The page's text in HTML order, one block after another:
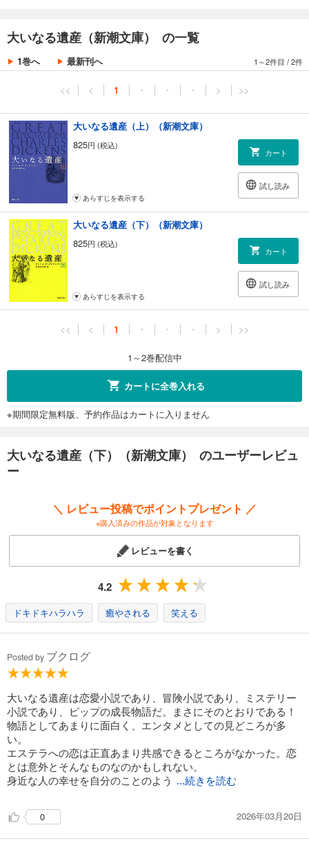
大いなる遺産（新潮文庫） の一覧
1巻へ 最新刊へ 1～2件目 /2件
<< < 1 ・ ・ ・ > >>
大いなる遺産（上）（新潮文庫）
825円 (税込)
カート
試し読み
あらすじを表示する
大いなる遺産（下）（新潮文庫）
825円 (税込)
カート
試し読み
あらすじを表示する
<< < 1 ・ ・ ・ > >>
1～2巻配信中
カートに全巻入れる
※期間限定無料版、予約作品はカートに入りません
大いなる遺産（下）（新潮文庫） のユーザーレビュ
ー
＼ レビュー投稿でポイントプレゼント ／
※購入済みの作品が対象となります
レビューを書く
4.2
ドキドキハラハラ 癒やされる 笑える
Posted by ブクログ
大いなる遺産は恋愛小説であり、冒険小説であり、ミステリー
小説であり、ピップの成長物語だ。まさにそのとおりである！
物語としてあまりに面白く、エンタメとしての見どころが多
い。
エステラへの恋は正直あまり共感できるところがなかった。恋
とは意外とそんなものなのかもしれない。
身近な人の幸せを自分のことのよう
...続きを読む
0 2026年03月20日